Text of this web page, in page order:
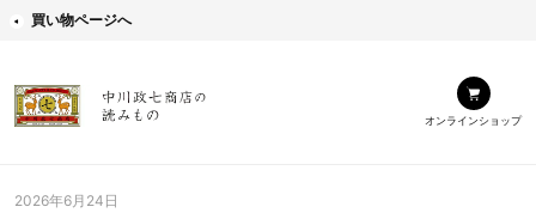
買い物ページへ
オンラインショップ
2026年6月24日